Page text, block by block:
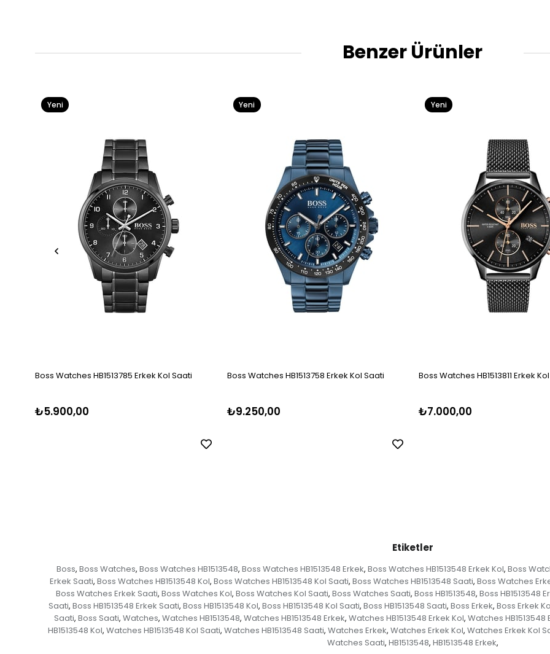
Benzer Ürünler
Boss Watches HB1513785 Erkek Kol Saati
₺5.900,00
Yeni
Boss Watches HB1513758 Erkek Kol Saati
₺9.250,00
Yeni
Boss Watches HB1513811 Erkek
₺7.000,00
Yeni
Etiketler
Boss, Boss Watches, Boss Watches HB1513548, Boss Watches HB1513548 Erkek, Boss Watches HB1513548 Erkek Kol, Boss
Erkek Saati, Boss Watches HB1513548 Kol, Boss Watches HB1513548 Kol Saati, Boss Watches HB1513548 Saati, Boss Watches
Boss Watches Erkek Saati, Boss Watches Kol, Boss Watches Kol Saati, Boss Watches Saati, Boss HB1513548, Boss HB1513548
Saati, Boss HB1513548 Erkek Saati, Boss HB1513548 Kol, Boss HB1513548 Kol Saati, Boss HB1513548 Saati, Boss Erkek, Boss Erkek
Saati, Boss Saati, Watches, Watches HB1513548, Watches HB1513548 Erkek, Watches HB1513548 Erkek Kol, Watches HB1513548
HB1513548 Kol, Watches HB1513548 Kol Saati, Watches HB1513548 Saati, Watches Erkek, Watches Erkek Kol, Watches Erkek Kol
Watches Saati, HB1513548, HB1513548 Erkek,